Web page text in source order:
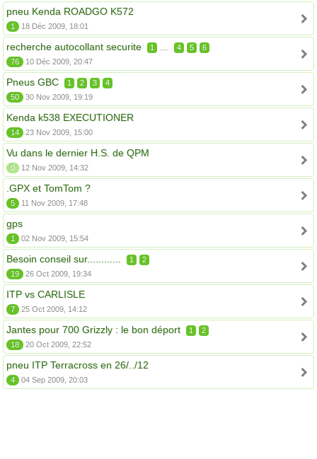
pneu Kenda ROADGO K572
1 18 Déc 2009, 18:01
recherche autocollant securite 1 4 5
6
76
10 Déc 2009, 20:47
Pneus GBC 1 2 3
4
50
30 Nov 2009, 19:19
Kenda k538 EXECUTIONER
14 23 Nov 2009, 15:00
Vu dans le dernier H.S. de QPM
0 12 Nov 2009, 14:32
.GPX et TomTom ?
5 11 Nov 2009, 17:48
gps
1 02 Nov 2009, 15:54
Besoin conseil sur............ 1
2
19
26 Oct 2009, 19:34
ITP vs CARLISLE
7 25 Oct 2009, 14:12
Jantes pour 700 Grizzly : le bon déport 1
2
18
20 Oct 2009, 22:52
pneu ITP Terracross en 26/../12
4 04 Sep 2009, 20:03